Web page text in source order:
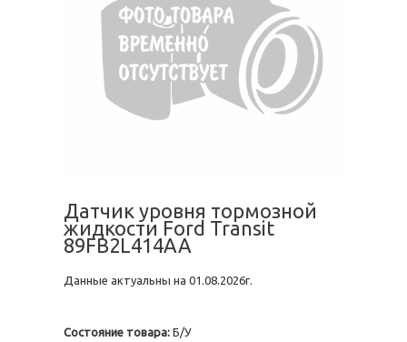
Датчик уровня тормозной
жидкости Ford Transit
89FB2L414AA
Данные актуальны на 01.08.2026г.
Состояние товара: Б/У